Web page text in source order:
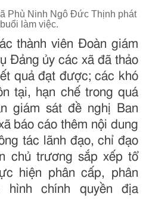
Phù Ninh Ngô Đức Thịnh phát
làm việc.
thành viên Đoàn giám
Đảng ủy các xã đã thảo
quả đạt được; các khó
tại, hạn chế trong quá
giám sát đề nghị Ban
báo cáo thêm nội dung
tác lãnh đạo, chỉ đạo
chủ trương sắp xếp tổ
hiện phân cấp, phân
hình chính quyền địa